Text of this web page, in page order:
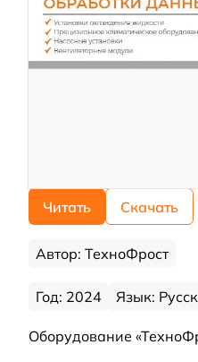
Читать Скачать
Автор: ТехноФрост
Год: 2024 Язык:
Оборудование